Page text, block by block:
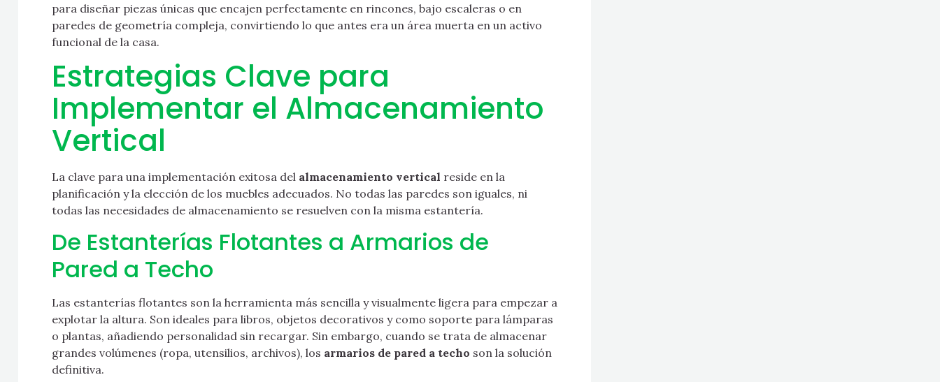
para diseñar piezas únicas que encajen perfectamente en rincones, bajo escaleras o en
paredes de geometría compleja, convirtiendo lo que antes era un área muerta en un activo
funcional de la casa.
Estrategias Clave para
Implementar el Almacenamiento
Vertical
La clave para una implementación exitosa del almacenamiento vertical reside en la
planificación y la elección de los muebles adecuados. No todas las paredes son iguales, ni
todas las necesidades de almacenamiento se resuelven con la misma estantería.
De Estanterías Flotantes a Armarios de
Pared a Techo
Las estanterías flotantes son la herramienta más sencilla y visualmente ligera para empezar a
explotar la altura. Son ideales para libros, objetos decorativos y como soporte para lámparas
o plantas, añadiendo personalidad sin recargar. Sin embargo, cuando se trata de almacenar
grandes volúmenes (ropa, utensilios, archivos), los armarios de pared a techo son la solución
definitiva.